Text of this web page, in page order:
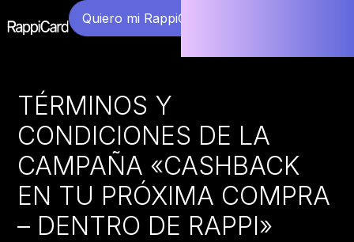
Quiero mi RappiCard
TÉRMINOS Y
CONDICIONES DE LA
CAMPAÑA «CASHBACK
EN TU PRÓXIMA COMPRA
– DENTRO DE RAPPI»